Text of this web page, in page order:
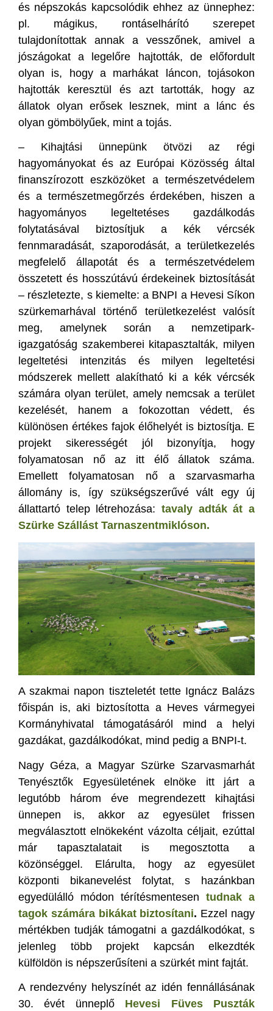
és népszokás kapcsolódik ehhez az ünnephez:
pl. mágikus, rontáselhárító szerepet
tulajdonítottak annak a vesszőnek, amivel a
jószágokat a legelőre hajtották, de előfordult
olyan is, hogy a marhákat láncon, tojásokon
hajtották keresztül és azt tartották, hogy az
állatok olyan erősek lesznek, mint a lánc és
olyan gömbölyűek, mint a tojás.
– Kihajtási ünnepünk ötvözi az régi
hagyományokat és az Európai Közösség által
finanszírozott eszközöket a természetvédelem
és a természetmegőrzés érdekében, hiszen a
hagyományos legeltetéses gazdálkodás
folytatásával biztosítjuk a kék vércsék
fennmaradását, szaporodását, a területkezelés
megfelelő állapotát és a természetvédelem
összetett és hosszútávú érdekeinek biztosítását
– részletezte, s kiemelte: a BNPI a Hevesi Síkon
szürkemarhával történő területkezelést valósít
meg, amelynek során a nemzetipark-
igazgatóság szakemberei kitapasztalták, milyen
legeltetési intenzitás és milyen legeltetési
módszerek mellett alakítható ki a kék vércsék
számára olyan terület, amely nemcsak a terület
kezelését, hanem a fokozottan védett, és
különösen értékes fajok élőhelyét is biztosítja. E
projekt sikerességét jól bizonyítja, hogy
folyamatosan nő az itt élő állatok száma.
Emellett folyamatosan nő a szarvasmarha
állomány is, így szükségszerűvé vált egy új
állattartó telep létrehozása: tavaly adták át a
Szürke Szállást Tarnaszentmiklóson.
A szakmai napon tiszteletét tette Ignácz Balázs
főispán is, aki biztosította a Heves vármegyei
Kormányhivatal támogatásáról mind a helyi
gazdákat, gazdálkodókat, mind pedig a BNPI-t.
Nagy Géza, a Magyar Szürke Szarvasmarhát
Tenyésztők Egyesületének elnöke itt járt a
legutóbb három éve megrendezett kihajtási
ünnepen is, akkor az egyesület frissen
megválasztott elnökeként vázolta céljait, ezúttal
már tapasztalatait is megosztotta a
közönséggel. Elárulta, hogy az egyesület
központi bikanevelést folytat, s hazánkban
egyedülálló módon térítésmentesen tudnak a
tagok számára bikákat biztosítani. Ezzel nagy
mértékben tudják támogatni a gazdálkodókat, s
jelenleg több projekt kapcsán elkezdték
külföldön is népszerűsíteni a szürkét mint fajtát.
A rendezvény helyszínét az idén fennállásának
30. évét ünneplő Hevesi Füves Puszták